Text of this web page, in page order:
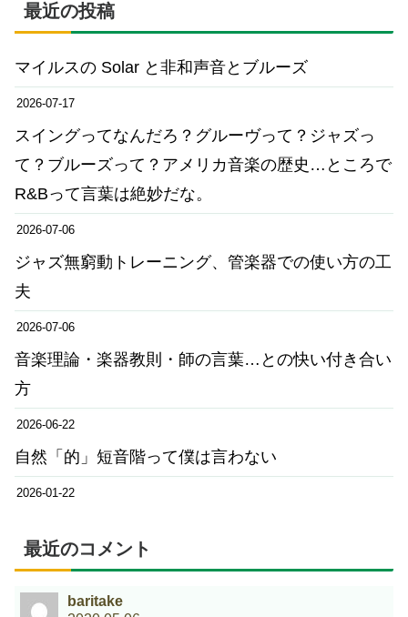
最近の投稿
マイルスの Solar と非和声音とブルーズ
2026-07-17
スイングってなんだろ？グルーヴって？ジャズっ
て？ブルーズって？アメリカ音楽の歴史…ところで
R&Bって言葉は絶妙だな。
2026-07-06
ジャズ無窮動トレーニング、管楽器での使い方の工
夫
2026-07-06
音楽理論・楽器教則・師の言葉…との快い付き合い
方
2026-06-22
自然「的」短音階って僕は言わない
2026-01-22
最近のコメント
baritake